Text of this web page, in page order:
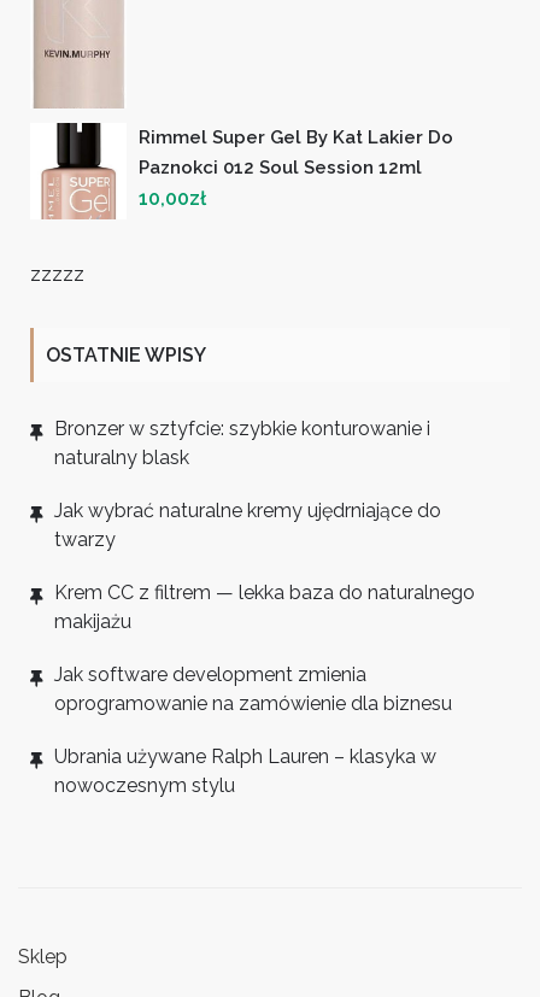
Rimmel Super Gel By Kat Lakier Do
Paznokci 012 Soul Session 12ml
10,00zł
zzzzz
OSTATNIE WPISY
Bronzer w sztyfcie: szybkie konturowanie i
naturalny blask
Jak wybrać naturalne kremy ujędrniające do
twarzy
Krem CC z filtrem — lekka baza do naturalnego
makijażu
Jak software development zmienia
oprogramowanie na zamówienie dla biznesu
Ubrania używane Ralph Lauren – klasyka w
nowoczesnym stylu
Sklep